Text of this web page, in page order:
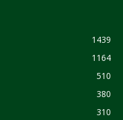
1439
1164
510
380
310